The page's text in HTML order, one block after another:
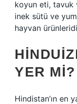
koyun eti, tavuk
inek sütü ve
hayvan
YER MI?
Hindistan’ın en